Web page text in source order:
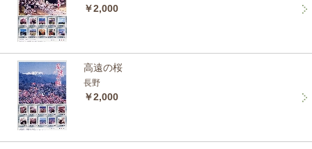
￥2,000
高遠の桜
長野
￥2,000